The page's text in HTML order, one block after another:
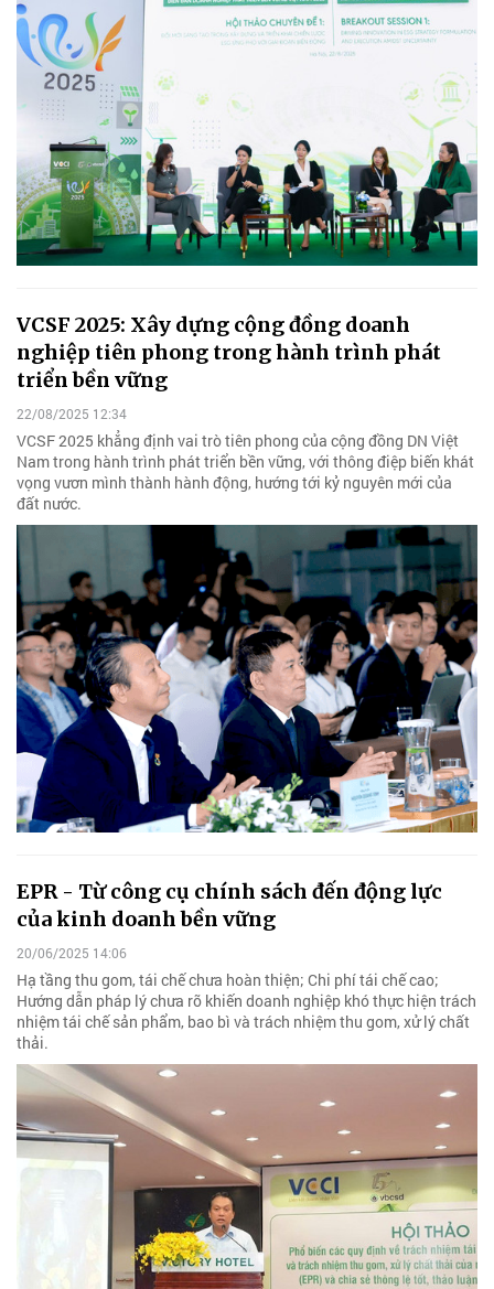
VCSF 2025: Xây dựng cộng đồng doanh
nghiệp tiên phong trong hành trình phát
triển bền vững
22/08/2025 12:34
VCSF 2025 khẳng định vai trò tiên phong của cộng đồng DN Việt
Nam trong hành trình phát triển bền vững, với thông điệp biến khát
vọng vươn mình thành hành động, hướng tới kỷ nguyên mới của
đất nước.
EPR - Từ công cụ chính sách đến động lực
của kinh doanh bền vững
20/06/2025 14:06
Hạ tầng thu gom, tái chế chưa hoàn thiện; Chi phí tái chế cao;
Hướng dẫn pháp lý chưa rõ khiến doanh nghiệp khó thực hiện trách
nhiệm tái chế sản phẩm, bao bì và trách nhiệm thu gom, xử lý chất
thải.